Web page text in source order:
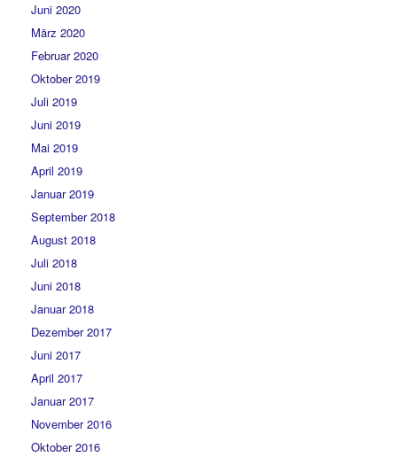
Juni 2020
März 2020
Februar 2020
Oktober 2019
Juli 2019
Juni 2019
Mai 2019
April 2019
Januar 2019
September 2018
August 2018
Juli 2018
Juni 2018
Januar 2018
Dezember 2017
Juni 2017
April 2017
Januar 2017
November 2016
Oktober 2016